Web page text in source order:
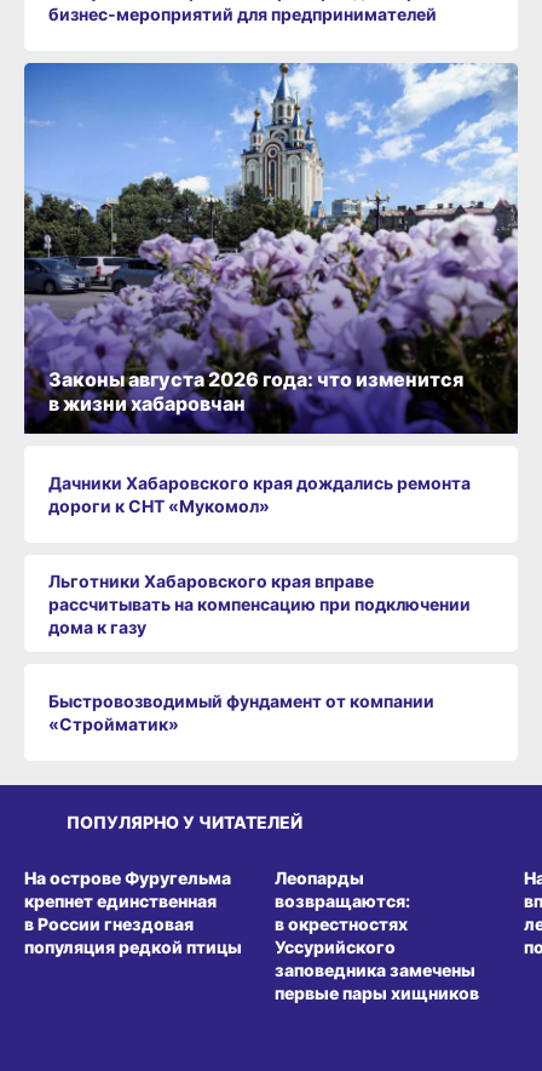
бизнес‑мероприятий для предпринимателей
Дачники Хабаровского края дождались ремонта
дороги к СНТ «Мукомол»
Льготники Хабаровского края вправе
рассчитывать на компенсацию при подключении
дома к газу
Быстровозводимый фундамент от компании
«Стройматик»
Законы августа 2026 года: что изменится
в жизни хабаровчан
ПОПУЛЯРНО У ЧИТАТЕЛЕЙ
На острове Фуругельма
крепнет единственная
в России гнездовая
популяция редкой птицы
Леопарды
возвращаются:
в окрестностях
Уссурийского
заповедника замечены
первые пары хищников